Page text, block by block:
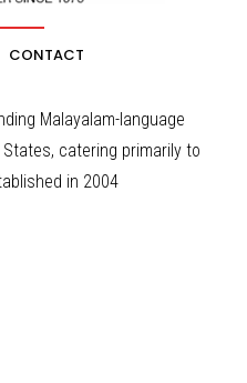
CONTACT
Malayalam-language
catering primarily to
in 2004